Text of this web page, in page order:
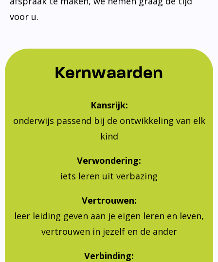
voor u.
Kernwaarden
Kansrijk:
onderwijs passend bij de ontwikkeling van elk
kind
Verwondering:
iets leren uit verbazing
Vertrouwen:
leer leiding geven aan je eigen leren en leven,
vertrouwen in jezelf en de ander
Verbinding: